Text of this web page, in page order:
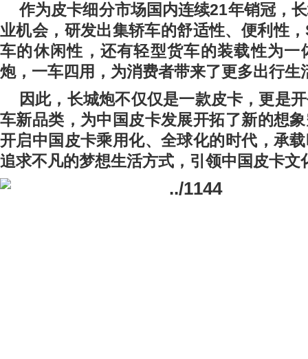
作为皮卡细分市场国内连续21年销冠，
业机会，研发出集轿车的舒适性、便利性，
车的休闲性，还有轻型货车的装载性为一
炮，一车四用，为消费者带来了更多出行生
因此，长城炮不仅仅是一款皮卡，更是
车新品类，为中国皮卡发展开拓了新的想
开启中国皮卡乘用化、全球化的时代，承
追求不凡的梦想生活方式，引领中国皮卡文